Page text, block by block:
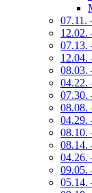
07.11.
12.02.
07.13.
12.04.
08.03.
04.22.
07.30.
08.08.
04.29.
08.10.
08.14.
04.26.
09.05.
05.14.